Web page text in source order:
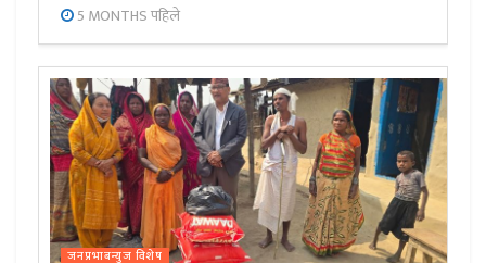
5 MONTHS पहिले
जनप्रभाबन्युज विशेष